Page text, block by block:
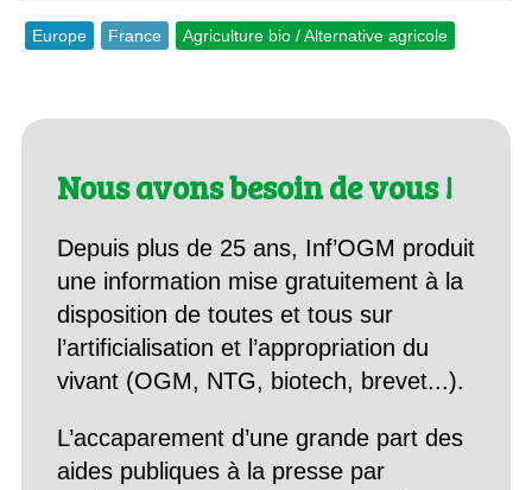
Europe France Agriculture bio / Alternative agricole
Nous avons besoin de vous !
Depuis plus de 25 ans, Inf’OGM produit
une information mise gratuitement à la
disposition de toutes et tous sur
l’artificialisation et l’appropriation du
vivant (OGM, NTG, biotech, brevet...).
L’accaparement d’une grande part des
aides publiques à la presse par